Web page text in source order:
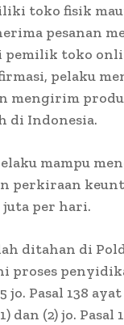
toko fisik
pesanan
pemilik toko
pelaku
mengirim
di Indonesia.
mampu
perkiraan
juta per hari.
ditahan di
proses
jo. Pasal 138
dan (2) jo. Pasal